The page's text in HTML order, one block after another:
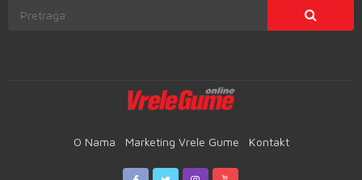
O Nama Marketing Vrele Gume Kontakt